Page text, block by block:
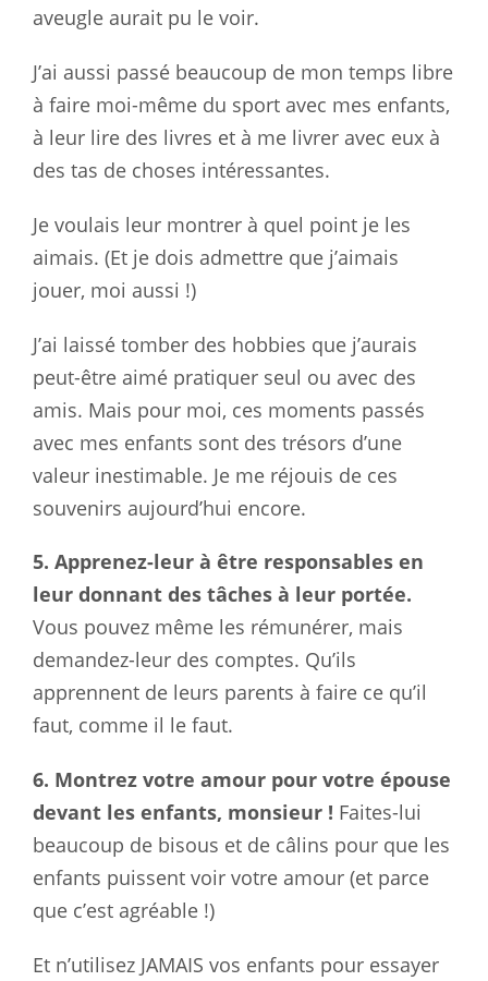
aveugle aurait pu le voir.
J’ai aussi passé beaucoup de mon temps libre
à faire moi-même du sport avec mes enfants,
à leur lire des livres et à me livrer avec eux à
des tas de choses intéressantes.
Je voulais leur montrer à quel point je les
aimais. (Et je dois admettre que j’aimais
jouer, moi aussi !)
J’ai laissé tomber des hobbies que j’aurais
peut-être aimé pratiquer seul ou avec des
amis. Mais pour moi, ces moments passés
avec mes enfants sont des trésors d’une
valeur inestimable. Je me réjouis de ces
souvenirs aujourd’hui encore.
5. Apprenez-leur à être responsables en
leur donnant des tâches à leur portée.
Vous pouvez même les rémunérer, mais
demandez-leur des comptes. Qu’ils
apprennent de leurs parents à faire ce qu’il
faut, comme il le faut.
6. Montrez votre amour pour votre épouse
devant les enfants, monsieur ! Faites-lui
beaucoup de bisous et de câlins pour que les
enfants puissent voir votre amour (et parce
que c’est agréable !)
Et n’utilisez JAMAIS vos enfants pour essayer